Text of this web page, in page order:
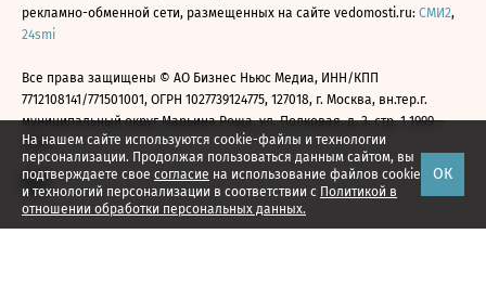
На нашем сайте используются cookie-файлы и технологии
персонализации. Продолжая пользоваться данным сайтом, вы
подтверждаете свое согласие на использование файлов cookie
и технологий персонализации в соответствии с Политикой в
отношении обработки персональных данных.
ОК
рекламно-обменной сети, размещенных на сайте vedomosti.ru: СМИ2,
24smi
Все права защищены © АО Бизнес Ньюс Медиа, ИНН/КПП
7712108141/771501001, ОГРН 1027739124775, 127018, г. Москва, вн.тер.г.
муниципальный округ Марьина Роща, ул. Полковая, д. 3, стр. 1 1999—
2026